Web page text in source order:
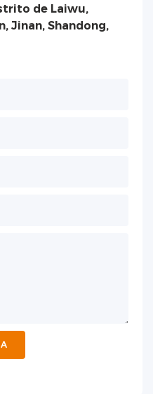
de Laiwu,
Jinan, Shandong,